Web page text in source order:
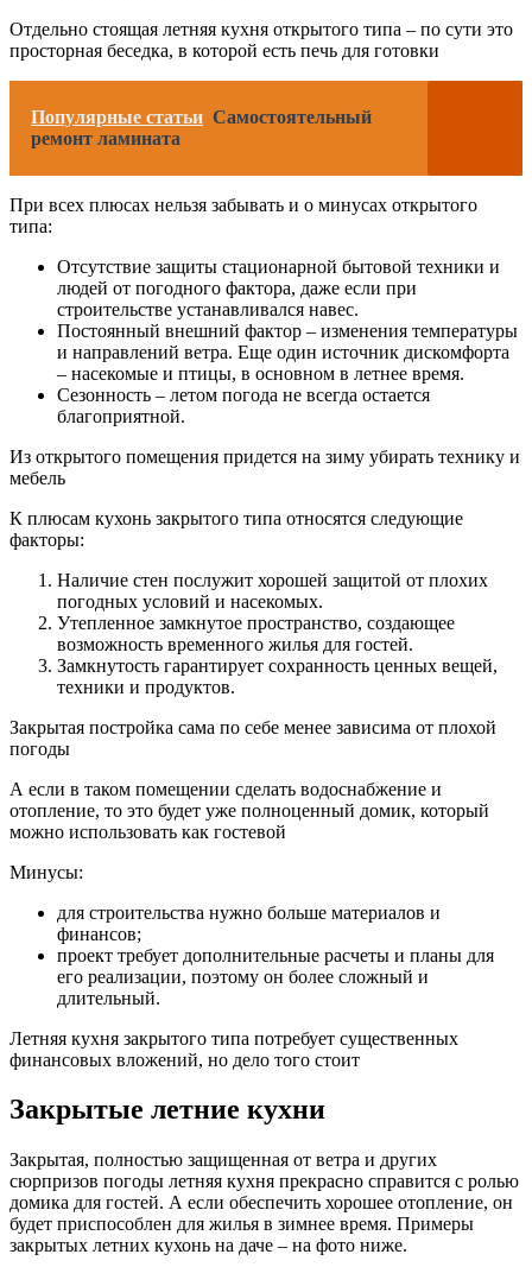
Отдельно стоящая летняя кухня открытого типа – по сути это
просторная беседка, в которой есть печь для готовки
Популярные статьи Самостоятельный
ремонт ламината
При всех плюсах нельзя забывать и о минусах открытого
типа:
Отсутствие защиты стационарной бытовой техники и
людей от погодного фактора, даже если при
строительстве устанавливался навес.
Постоянный внешний фактор – изменения температуры
и направлений ветра. Еще один источник дискомфорта
– насекомые и птицы, в основном в летнее время.
Сезонность – летом погода не всегда остается
благоприятной.
Из открытого помещения придется на зиму убирать технику и
мебель
К плюсам кухонь закрытого типа относятся следующие
факторы:
Наличие стен послужит хорошей защитой от плохих
погодных условий и насекомых.
Утепленное замкнутое пространство, создающее
возможность временного жилья для гостей.
Замкнутость гарантирует сохранность ценных вещей,
техники и продуктов.
Закрытая постройка сама по себе менее зависима от плохой
погоды
А если в таком помещении сделать водоснабжение и
отопление, то это будет уже полноценный домик, который
можно использовать как гостевой
Минусы:
для строительства нужно больше материалов и
финансов;
проект требует дополнительные расчеты и планы для
его реализации, поэтому он более сложный и
длительный.
Летняя кухня закрытого типа потребует существенных
финансовых вложений, но дело того стоит
Закрытые летние кухни
Закрытая, полностью защищенная от ветра и других
сюрпризов погоды летняя кухня прекрасно справится с ролью
домика для гостей. А если обеспечить хорошее отопление, он
будет приспособлен для жилья в зимнее время. Примеры
закрытых летних кухонь на даче – на фото ниже.